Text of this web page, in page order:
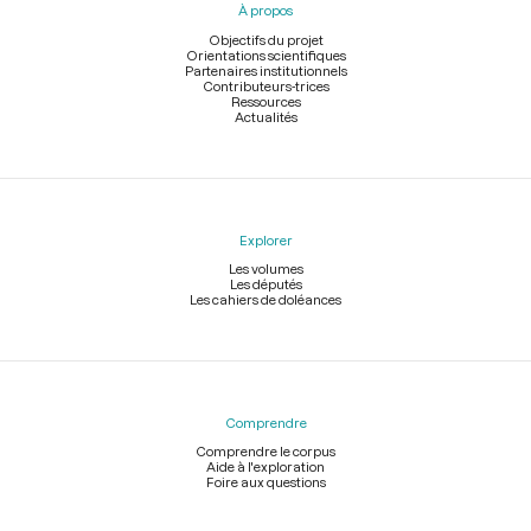
À propos
Objectifs du projet
Orientations scientifiques
Partenaires institutionnels
Contributeurs-trices
Ressources
Actualités
Explorer
Les volumes
Les députés
Les cahiers de doléances
Comprendre
Comprendre le corpus
Aide à l'exploration
Foire aux questions